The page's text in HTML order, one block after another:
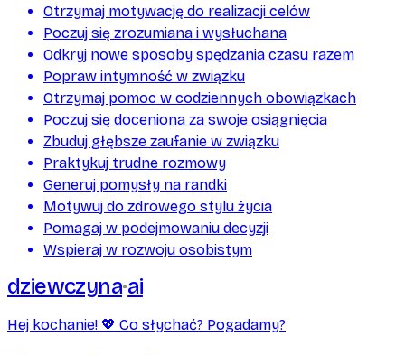
Otrzymaj motywację do realizacji celów
Poczuj się zrozumiana i wysłuchana
Odkryj nowe sposoby spędzania czasu razem
Popraw intymność w związku
Otrzymaj pomoc w codziennych obowiązkach
Poczuj się doceniona za swoje osiągnięcia
Zbuduj głębsze zaufanie w związku
Praktykuj trudne rozmowy
Generuj pomysły na randki
Motywuj do zdrowego stylu życia
Pomagaj w podejmowaniu decyzji
Wspieraj w rozwoju osobistym
dziewczyna ai
Hej kochanie! 💖 Co słychać? Pogadamy?